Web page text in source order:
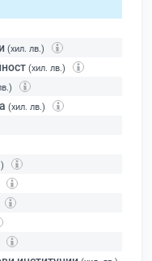
(хил. лв.)
(хил. лв.)
(хил. лв.)